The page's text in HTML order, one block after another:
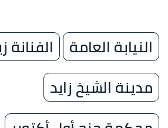
النيابة العامة
الفنانة
مدينة الشيخ زايد